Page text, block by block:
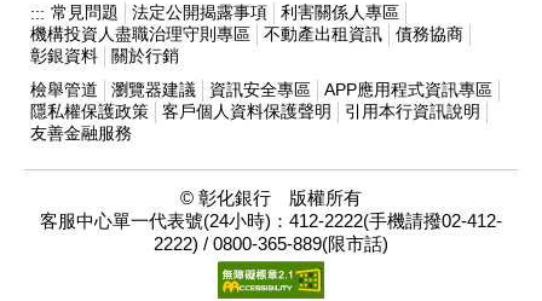
::: 常見問題 法定公開揭露事項
利害關係人專區
機構投資人盡職治理守則專區
不動產出租資訊
債務協商
彰銀資料
關於行銷
檢舉管道
瀏覽器建議 資訊安全專區
APP應用程式資訊專區
隱私權保護政策
客戶個人資料保護聲明
引用本行資訊說明
友善金融服務
© 彰化銀行 版權所有
客服中心單一代表號(24小時)：412-2222(手機請撥02-412-
2222) / 0800-365-889(限市話)